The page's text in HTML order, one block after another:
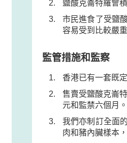
鹽酸克崙特羅會
市民進食了受鹽
容易受到比較嚴
監管措施和監察
香港已有一套既
售賣受鹽酸克崙
元和監禁六個月。
我們亦制訂全面
肉和豬內臟樣本